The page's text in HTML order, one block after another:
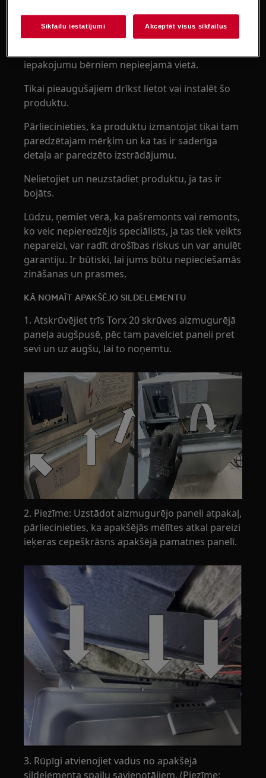
BRĪDINĀJUMS!NOSMAKŠANAS RISKS
Sīkas detaļas – nav paredzēts bērniem līdz 3
iepakojumu bērniem nepieejamā vietā.
Tikai pieaugušajiem drīkst lietot vai instalēt šo
produktu.
Pārliecinieties, ka produktu izmantojat tikai tam
paredzētajam mērķim un ka tas ir saderīga
detaļa ar paredzēto izstrādājumu.
Nelietojiet un neuzstādiet produktu, ja tas ir
bojāts.
Lūdzu, ņemiet vērā, ka pašremonts vai remonts,
ko veic nepieredzējis speciālists, ja tas tiek veikts
nepareizi, var radīt drošības riskus un var anulēt
garantiju. Ir būtiski, lai jums būtu nepieciešamās
zināšanas un prasmes.
KĀ NOMAĪT APAKŠĒJO SILDELEMENTU
1. Atskrūvējiet trīs Torx 20 skrūves aizmugurējā
paneļa augšpusē, pēc tam pavelciet paneli pret
sevi un uz augšu, lai to noņemtu.
2. Piezīme: Uzstādot aizmugurējo paneli atpakaļ,
pārliecinieties, ka apakšējās mēlītes atkal pareizi
ieķeras cepeškrāsns apakšējā pamatnes panelī.
3. Rūpīgi atvienojiet vadus no apakšējā
sildelementa spaiļu savienotājiem. (Piezīme:
Sīkfailu iestatījumi Akceptēt visus sīkfailus